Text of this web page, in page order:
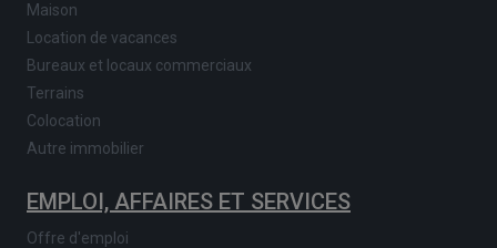
Maison
Location de vacances
Bureaux et locaux commerciaux
Terrains
Colocation
Autre immobilier
EMPLOI, AFFAIRES ET SERVICES
Offre d'emploi